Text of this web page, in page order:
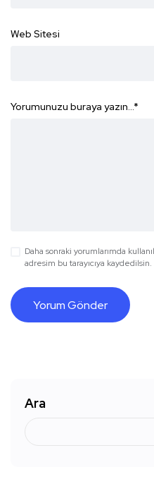
Web Sitesi
Yorumunuzu buraya yazın...*
Daha sonraki yorumlarımda
adresim bu tarayıcıya kaydedilsin.
Ara